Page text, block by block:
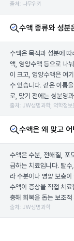
출처: 나무위키
수액 종류와 성분
수액은 목적과 성분에
액, 영양수액 등으로 나
이 크고, 영양수액은 여
수 있습니다. 같은 이름
로, 맞기 전에는 성분명
출처: JW생명과학, 약학정보
수액은 왜 맞고
수액은 수분, 전해질, 포
급하는 치료입니다. 탈
라 수분이나 영양 보충
수액이 증상을 직접 치
충해 회복을 돕는 보조
출처: JW생명과학